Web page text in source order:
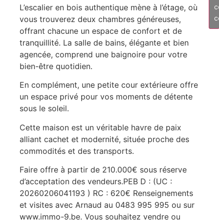
L’escalier en bois authentique mène à l’étage, où
vous trouverez deux chambres généreuses,
offrant chacune un espace de confort et de
tranquillité. La salle de bains, élégante et bien
agencée, comprend une baignoire pour votre
bien-être quotidien.
En complément, une petite cour extérieure offre
un espace privé pour vos moments de détente
sous le soleil.
Cette maison est un véritable havre de paix
alliant cachet et modernité, située proche des
commodités et des transports.
Faire offre à partir de 210.000€ sous réserve
d’acceptation des vendeurs.PEB D : (UC :
20260206041193 ) RC : 620€ Renseignements
et visites avec Arnaud au 0483 995 995 ou sur
www.immo-9.be. Vous souhaitez vendre ou